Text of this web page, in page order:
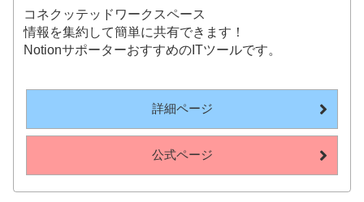
コネクッテッドワークスペース
情報を集約して簡単に共有できます！
NotionサポーターおすすめのITツールです。
詳細ページ
公式ページ